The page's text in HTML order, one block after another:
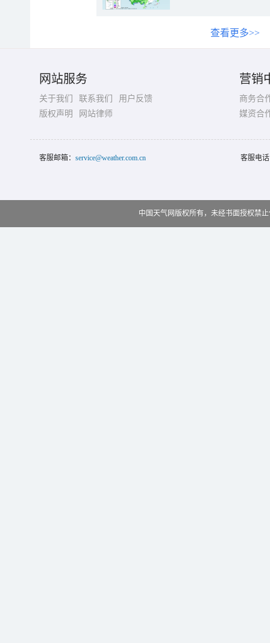
查看更多>>
网站服务
关于我们 联系我们
用户反馈
版权声明
网站律师
营销
商务合
媒资合
客服邮箱： service@weather.com.cn 客服电
中国天气网版权所有，未经书面授权